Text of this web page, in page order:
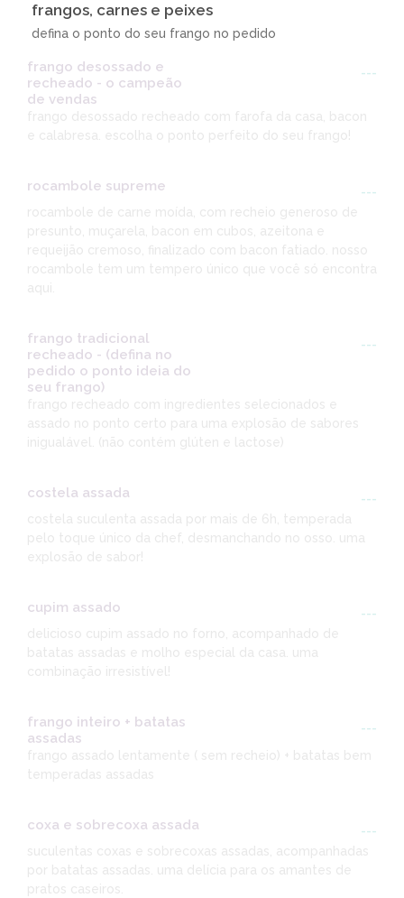
frangos, carnes e peixes
defina o ponto do seu frango no pedido
frango desossado e
recheado - o campeão
de vendas
---
frango desossado recheado com farofa da casa, bacon
e calabresa. escolha o ponto perfeito do seu frango!
rocambole supreme
---
rocambole de carne moída, com recheio generoso de
presunto, muçarela, bacon em cubos, azeitona e
requeijão cremoso, finalizado com bacon fatiado. nosso
rocambole tem um tempero único que você só encontra
frango tradicional
recheado - (defina no
pedido o ponto ideia do
seu frango)
---
frango recheado com ingredientes selecionados e
assado no ponto certo para uma explosão de sabores
inigualável. (não contém glúten e lactose)
costela assada
---
costela suculenta assada por mais de 6h, temperada
pelo toque único da chef, desmanchando no osso. uma
cupim assado
---
delicioso cupim assado no forno, acompanhado de
batatas assadas e molho especial da casa. uma
combinação irresistível!
frango inteiro + batatas
assadas
---
frango assado lentamente ( sem recheio) + batatas bem
coxa e sobrecoxa assada
---
suculentas coxas e sobrecoxas assadas, acompanhadas
por batatas assadas. uma delícia para os amantes de
pratos caseiros.